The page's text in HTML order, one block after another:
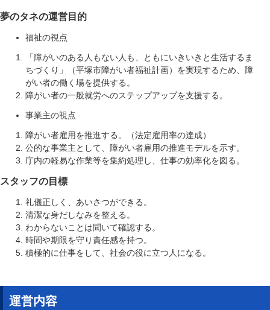
夢のタネの運営目的
福祉の視点
「障がいのある人もない人も、ともにいきいきと生活するま
ちづくり」（平塚市障がい者福祉計画）を実現するため、障
がい者の働く場を提供する。
障がい者の一般就労へのステップアップを支援する。
事業主の視点
障がい者雇用を推進する。（法定雇用率の達成）
公的な事業主として、障がい者雇用の推進モデルを示す。
庁内の軽易な作業等を集約処理し、仕事の効率化を図る。
スタッフの目標
礼儀正しく、あいさつができる。
清潔な身だしなみを整える。
わからないことは聞いて確認する。
時間や期限を守り責任感を持つ。
積極的に仕事をして、社会の役に立つ人になる。
運営内容